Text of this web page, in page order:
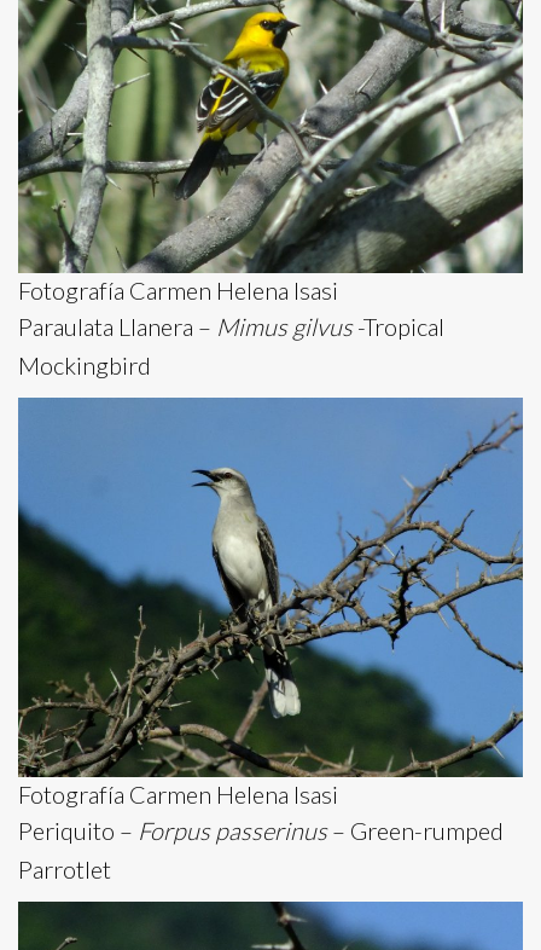
Fotografía Carmen Helena Isasi
Paraulata Llanera – Mimus gilvus-Tropical
Mockingbird
Fotografía Carmen Helena Isasi
Periquito – Forpus passerinus– Green-rumped
Parrotlet